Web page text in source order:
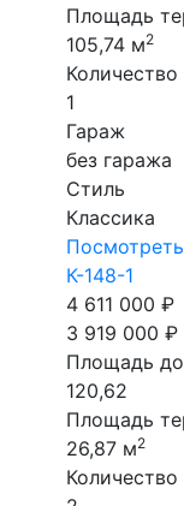
Площадь
105,74 м2
1
Гараж
без гаража
Стиль
Классика
К-148-1
4 611 000 ₽
3 919 000 ₽
Площадь
120,62
Площадь
26,87 м2